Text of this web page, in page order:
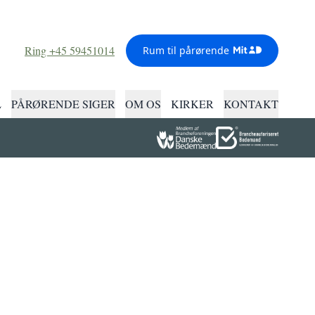
Ring +45 59451014 Rum til pårørende
PÅRØRENDE SIGER OM OS KIRKER KONTAKT